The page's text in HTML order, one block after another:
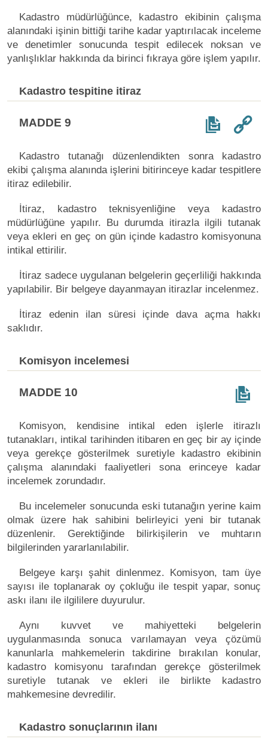
Kadastro müdürlüğünce, kadastro ekibinin çalışma
alanındaki işinin bittiği tarihe kadar yaptırılacak inceleme
ve denetimler sonucunda tespit edilecek noksan ve
yanlışlıklar hakkında da birinci fıkraya göre işlem yapılır.
Kadastro tespitine itiraz
MADDE 9
Kadastro tutanağı düzenlendikten sonra kadastro
ekibi çalışma alanında işlerini bitirinceye kadar tespitlere
itiraz edilebilir.
İtiraz, kadastro teknisyenliğine veya kadastro
müdürlüğüne yapılır. Bu durumda itirazla ilgili tutanak
veya ekleri en geç on gün içinde kadastro komisyonuna
intikal ettirilir.
İtiraz sadece uygulanan belgelerin geçerliliği hakkında
yapılabilir. Bir belgeye dayanmayan itirazlar incelenmez.
İtiraz edenin ilan süresi içinde dava açma hakkı
saklıdır.
Komisyon incelemesi
MADDE 10
Komisyon, kendisine intikal eden işlerle itirazlı
tutanakları, intikal tarihinden itibaren en geç bir ay içinde
veya gerekçe gösterilmek suretiyle kadastro ekibinin
çalışma alanındaki faaliyetleri sona erinceye kadar
incelemek zorundadır.
Bu incelemeler sonucunda eski tutanağın yerine kaim
olmak üzere hak sahibini belirleyici yeni bir tutanak
düzenlenir. Gerektiğinde bilirkişilerin ve muhtarın
bilgilerinden yararlanılabilir.
Belgeye karşı şahit dinlenmez. Komisyon, tam üye
sayısı ile toplanarak oy çokluğu ile tespit yapar, sonuç
askı ilanı ile ilgililere duyurulur.
Aynı kuvvet ve mahiyetteki belgelerin
uygulanmasında sonuca varılamayan veya çözümü
kanunlarla mahkemelerin takdirine bırakılan konular,
kadastro komisyonu tarafından gerekçe gösterilmek
suretiyle tutanak ve ekleri ile birlikte kadastro
mahkemesine devredilir.
Kadastro sonuçlarının ilanı